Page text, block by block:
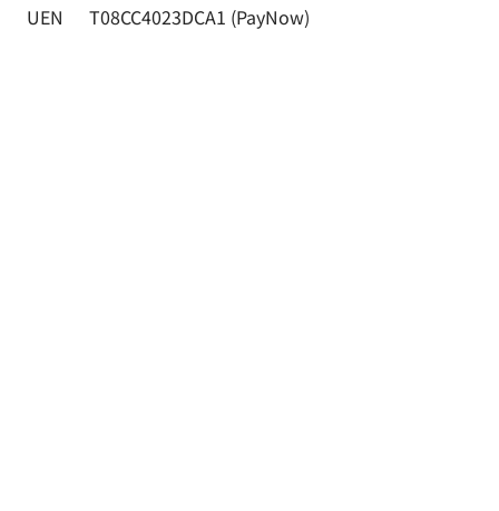
UEN T08CC4023DCA1 (PayNow)